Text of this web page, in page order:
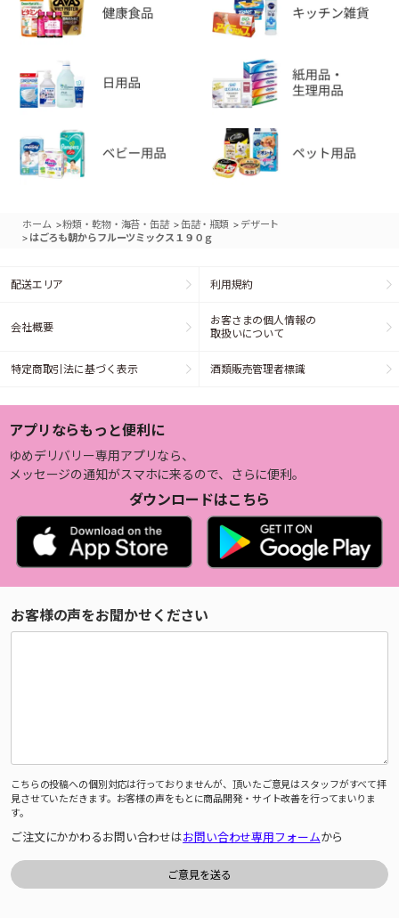
ホーム >粉類・乾物・海苔・缶詰 >缶詰・瓶類 > デザート
> はごろも朝からフルーツミックス１９０ｇ
配送エリア 利用規約
会社概要
お客さまの個人情報の
取扱いについて
特定商取引法に基づく表示 酒類販売管理者標識
アプリならもっと便利に
ゆめデリバリー専用アプリなら、
メッセージの通知がスマホに来るので、さらに便利。
ダウンロードはこちら
お客様の声をお聞かせください
こちらの投稿への個別対応は行っておりませんが、頂いたご意見はスタッフがすべて拝
見させていただきます。お客様の声をもとに商品開発・サイト改善を行ってまいりま
す。
ご注文にかかわるお問い合わせはお問い合わせ専用フォームから